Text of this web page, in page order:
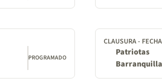
PROGRAMADO
CLAUSURA -
Patriotas
Barranquilla